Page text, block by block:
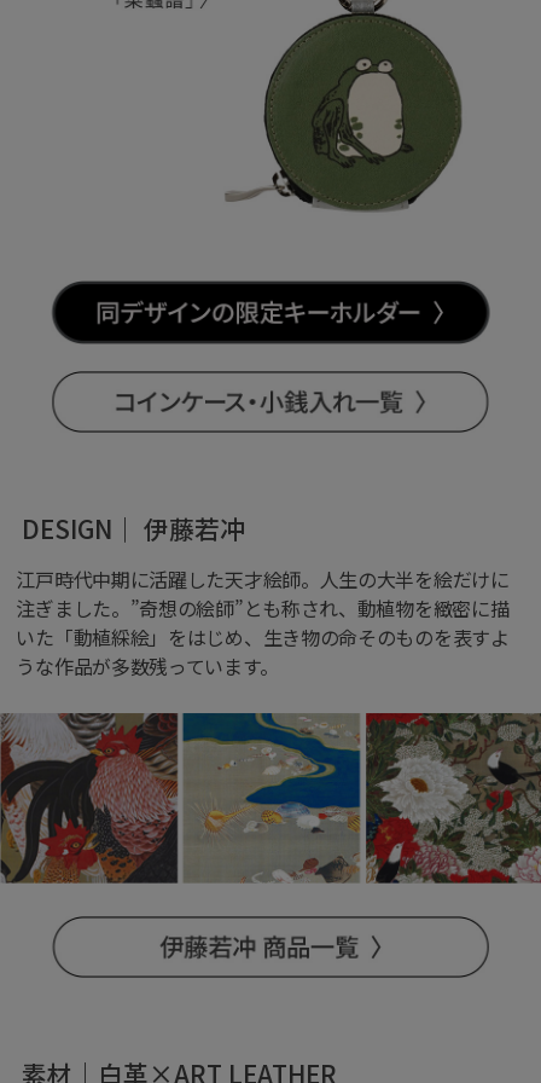
DESIGN｜ 伊藤若冲
江戸時代中期に活躍した天才絵師。人生の大半を絵だけに
注ぎました。”奇想の絵師”とも称され、動植物を緻密に描
いた「動植綵絵」をはじめ、生き物の命そのものを表すよ
うな作品が多数残っています。
素材｜白革×ART LEATHER